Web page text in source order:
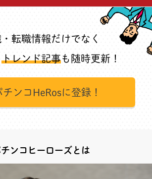
転職情報だけでなく
トレンド記事も随時更新！
チンコHeRosに登録！
ンコヒーローズとは